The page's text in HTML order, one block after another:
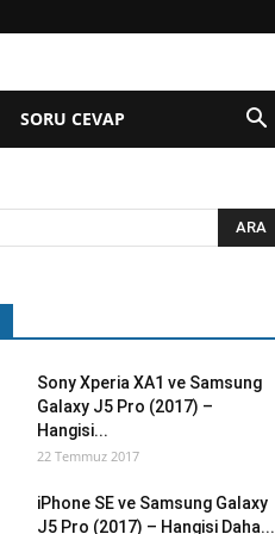
SORU CEVAP
Sony Xperia XA1 ve Samsung
Galaxy J5 Pro (2017) –
Hangisi...
22 Temmuz 2017
iPhone SE ve Samsung Galaxy
J5 Pro (2017) – Hangisi Daha...